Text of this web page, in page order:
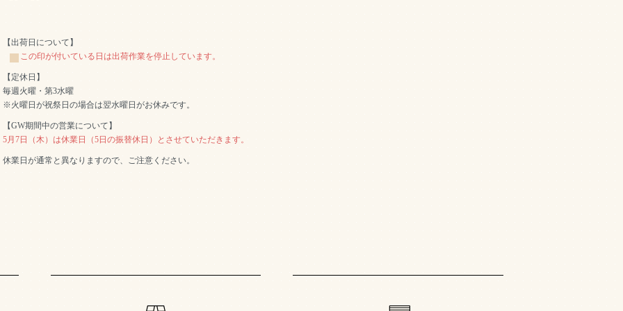
【出荷日について】
この印が付いている日は出荷作業を停止しています。
【定休日】
毎週火曜・第3水曜
※火曜日が祝祭日の場合は翌水曜日がお休みです。
【GW期間中の営業について】
5月7日（木）は休業日（5日の振替休日）とさせていただきます。
休業日が通常と異なりますので、ご注意ください。